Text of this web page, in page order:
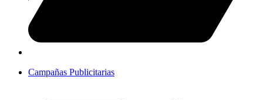
Campañas Publicitarias